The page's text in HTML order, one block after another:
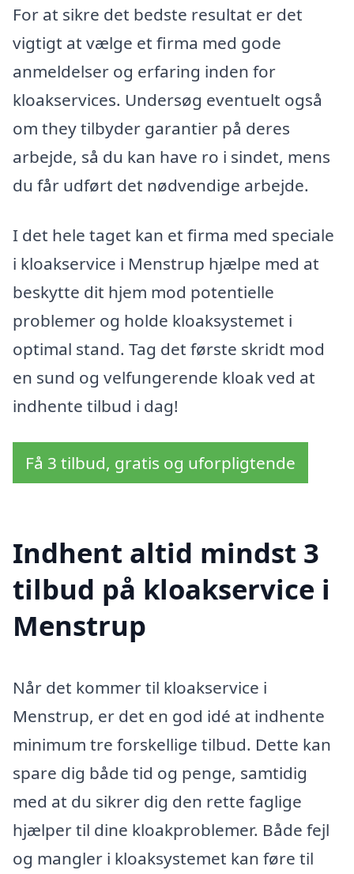
For at sikre det bedste resultat er det
vigtigt at vælge et firma med gode
anmeldelser og erfaring inden for
kloakservices. Undersøg eventuelt også
om they tilbyder garantier på deres
arbejde, så du kan have ro i sindet, mens
du får udført det nødvendige arbejde.
I det hele taget kan et firma med speciale
i kloakservice i Menstrup hjælpe med at
beskytte dit hjem mod potentielle
problemer og holde kloaksystemet i
optimal stand. Tag det første skridt mod
en sund og velfungerende kloak ved at
indhente tilbud i dag!
Få 3 tilbud, gratis og uforpligtende
Indhent altid mindst 3
tilbud på kloakservice i
Menstrup
Når det kommer til kloakservice i
Menstrup, er det en god idé at indhente
minimum tre forskellige tilbud. Dette kan
spare dig både tid og penge, samtidig
med at du sikrer dig den rette faglige
hjælper til dine kloakproblemer. Både fejl
og mangler i kloaksystemet kan føre til